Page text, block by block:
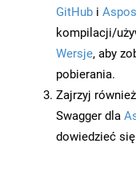
GitHub i
kompilacji/
Wersje, aby
pobierania.
Zajrzyj
Swagger dla
dowiedzieć